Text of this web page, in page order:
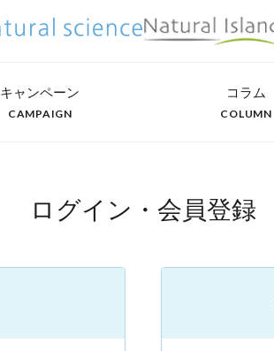
キャンペーン
CAMPAIGN
コラム
COLUMN
ログイン・会員登録